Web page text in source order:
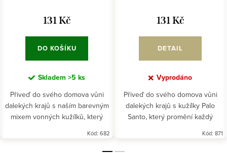
131 Kč
DO KOŠÍKU
Skladem >5 ks
Přiveď do svého domova vůni
dalekých krajů s naším barevným
mixem vonných kužílků, který
Kód: 682
131 Kč
DETAIL
Vyprodáno
Přiveď do svého domova vůni
dalekých krajů s kužílky Palo
Santo, který promění každý
Kód: 871